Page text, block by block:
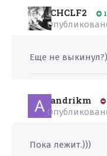
CHCLF2
Еще не
andrikm
Пока лежит.)))